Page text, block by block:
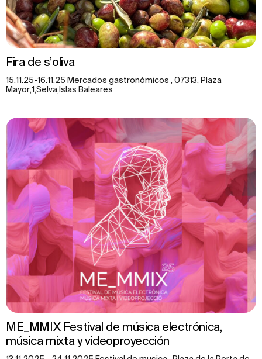
Fira de s’oliva
15.11.25-16.11.25 Mercados gastronómicos , 07313, Plaza
Mayor,1,Selva,Islas Baleares
ME_MMIX Festival de música electrónica,
música mixta y videoproyección